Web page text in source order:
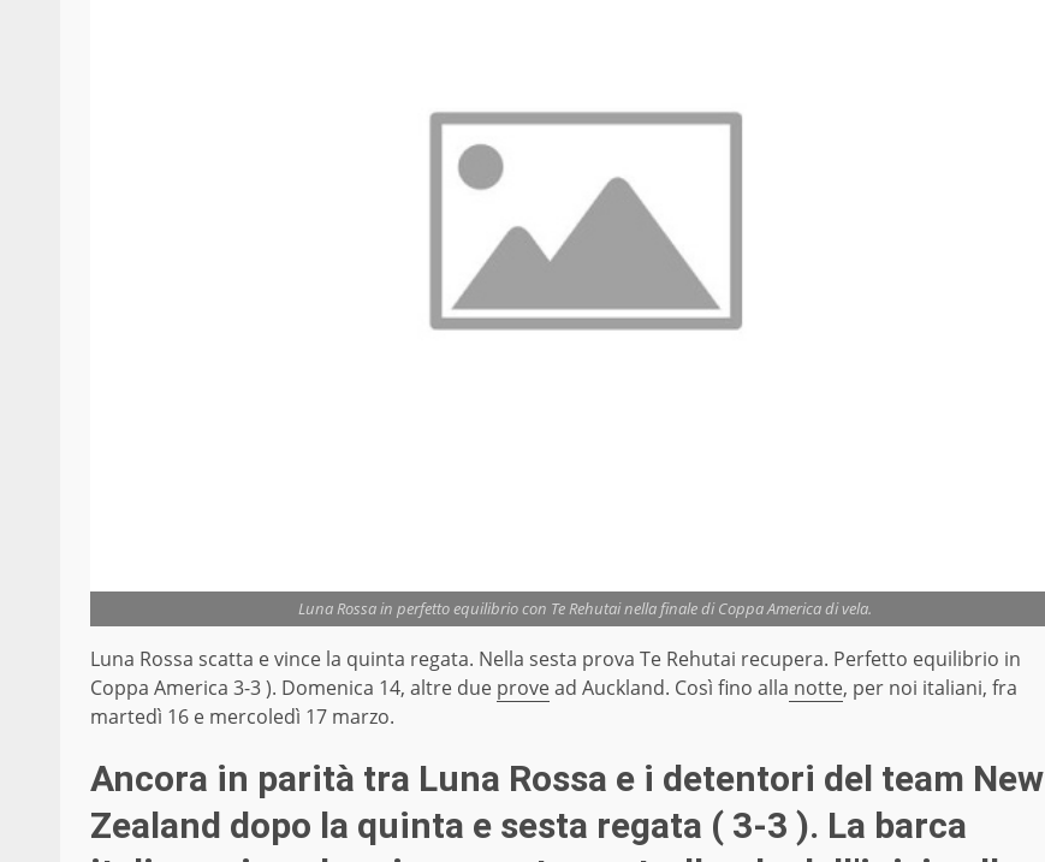
Luna Rossa in perfetto equilibrio con Te Rehutai nella finale di Coppa America di vela.
Luna Rossa scatta e vince la quinta regata. Nella sesta prova Te Rehutai recupera. Perfetto equilibrio in
Coppa America 3-3 ). Domenica 14, altre due provead Auckland. Così fino alla notte, per noi italiani, fra
martedì 16 e mercoledì 17 marzo.
Ancora in parità tra Luna Rossa e i detentori del team New
Zealand dopo la quinta e sesta regata ( 3-3 ). La barca